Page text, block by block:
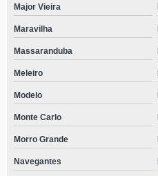
Major Vieira
Maravilha
Massaranduba
Meleiro
Modelo
Monte Carlo
Morro Grande
Navegantes